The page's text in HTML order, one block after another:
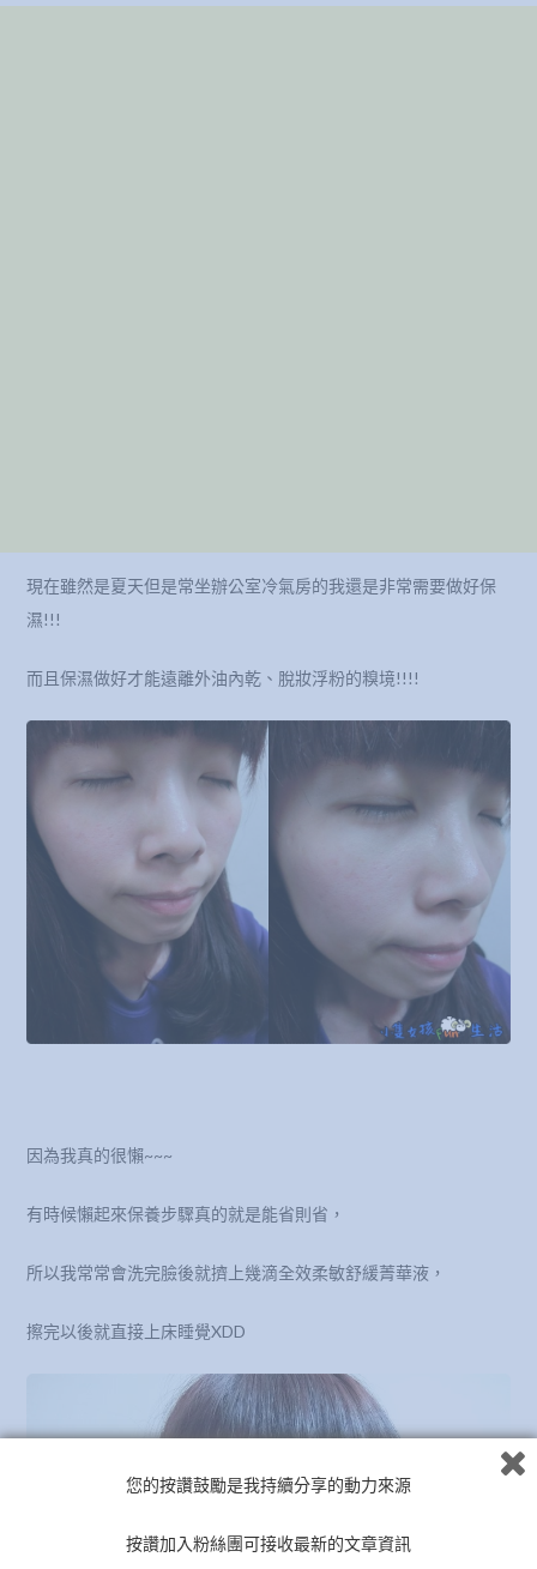
現在雖然是夏天但是常坐辦公室冷氣房的我還是非常需要做好保
濕!!!
而且保濕做好才能遠離外油內乾、脫妝浮粉的糗境!!!!
因為我真的很懶~~~
有時候懶起來保養步驟真的就是能省則省，
所以我常常會洗完臉後就擠上幾滴全效柔敏舒緩菁華液，
擦完以後就直接上床睡覺XDD
您的按讚鼓勵是我持續分享的動力來源
按讚加入粉絲團可接收最新的文章資訊